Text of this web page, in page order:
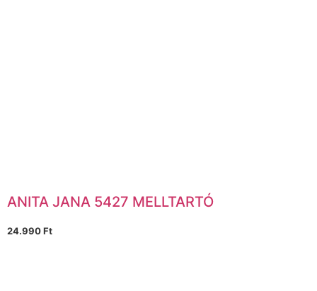
ANITA JANA 5427 MELLTARTÓ
24.990Ft